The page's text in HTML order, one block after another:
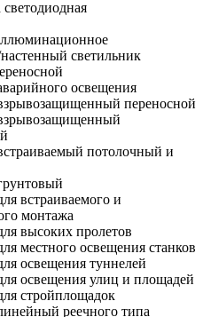
светильник
освещения
переносной
потолочный и
встраиваемого и
монтажа
высоких пролетов
местного освещения станков
освещения туннелей
освещения улиц и площадей
стройплощадок
реечного типа